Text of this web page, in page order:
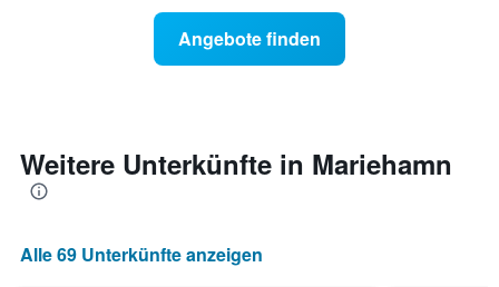
durchschnittlichen
jeweiligen
Wochentag.
Das
1
Angebote finden
Weitere Unterkünfte in Mariehamn
Alle 69 Unterkünfte anzeigen